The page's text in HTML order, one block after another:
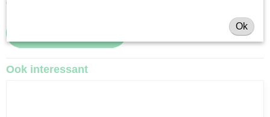
ons volledige Iseki onderdelen assortiment.
Ook interessant
Ok